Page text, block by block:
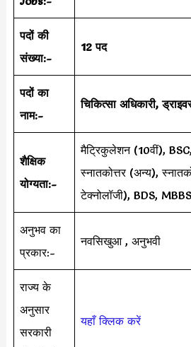
पदों की
संख्या:-
12 पद
पदों का
नाम:-
चिकित्सा अधिकारी,
शैक्षिक
योग्यता:-
मैट्रिकुलेशन (10वीं),
स्नातकोत्तर (अन्य),
टेक्नोलॉजी), BDS,
अनुभव का
प्रकार:-
नवसिखुआ , अनुभवी
राज्य के
अनुसार
सरकारी
यहाँ क्लिक करें